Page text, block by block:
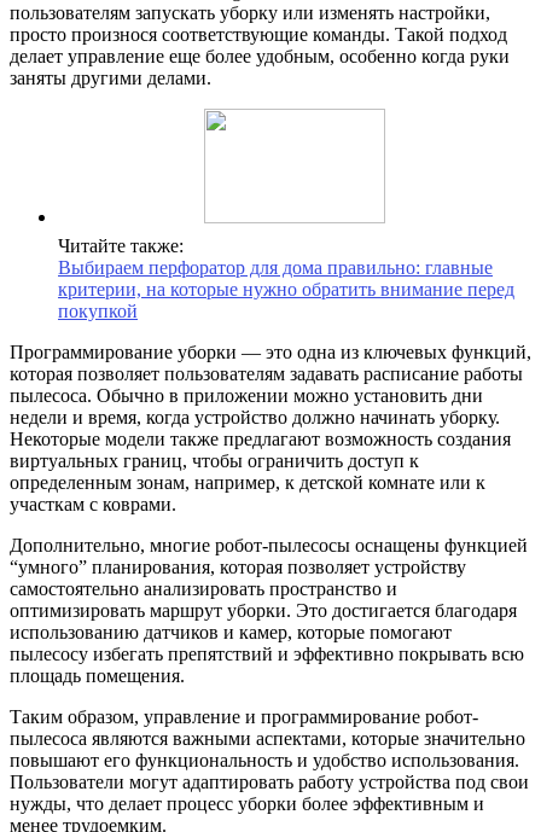
пользователям запускать уборку или изменять настройки,
просто произнося соответствующие команды. Такой подход
делает управление еще более удобным, особенно когда руки
заняты другими делами.
Читайте также:
Выбираем перфоратор для дома правильно: главные
критерии, на которые нужно обратить внимание перед
покупкой
Программирование уборки — это одна из ключевых функций,
которая позволяет пользователям задавать расписание работы
пылесоса. Обычно в приложении можно установить дни
недели и время, когда устройство должно начинать уборку.
Некоторые модели также предлагают возможность создания
виртуальных границ, чтобы ограничить доступ к
определенным зонам, например, к детской комнате или к
участкам с коврами.
Дополнительно, многие робот-пылесосы оснащены функцией
“умного” планирования, которая позволяет устройству
самостоятельно анализировать пространство и
оптимизировать маршрут уборки. Это достигается благодаря
использованию датчиков и камер, которые помогают
пылесосу избегать препятствий и эффективно покрывать всю
площадь помещения.
Таким образом, управление и программирование робот-
пылесоса являются важными аспектами, которые значительно
повышают его функциональность и удобство использования.
Пользователи могут адаптировать работу устройства под свои
нужды, что делает процесс уборки более эффективным и
менее трудоемким.